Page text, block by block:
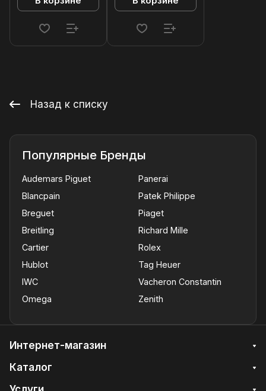
Назад к списку
Популярные Бренды
Audemars Piguet
Blancpain
Breguet
Breitling
Cartier
Hublot
IWC
Omega
Panerai
Patek Philippe
Piaget
Richard Mille
Rolex
Tag Heuer
Vacheron Constantin
Zenith
Интернет-магазин
Каталог